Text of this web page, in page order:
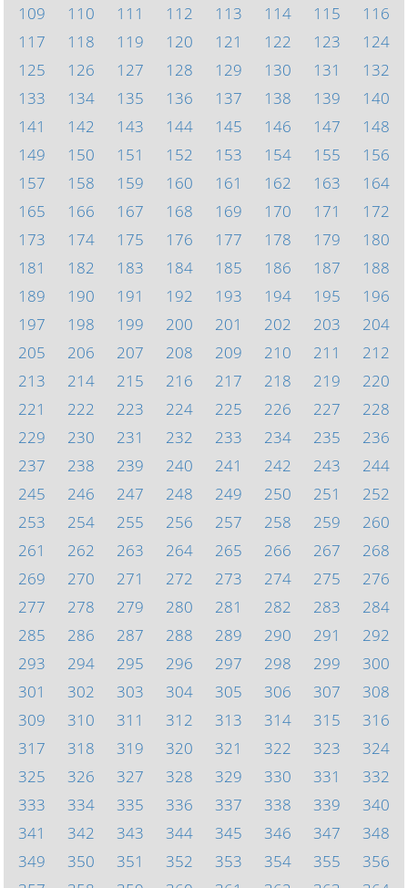
109
110 111 112 113 114 115
116
117
118 119 120 121 122 123
124
125
126 127 128 129 130 131
132
133
134 135 136 137 138 139
140
141
142 143 144 145 146 147
148
149
150 151 152 153 154 155
156
157
158 159 160 161 162 163
164
165
166 167 168 169 170 171
172
173
174 175 176 177 178 179
180
181
182 183 184 185 186 187
188
189
190 191 192 193 194 195
196
197
198 199 200 201 202 203
204
205
206 207 208 209 210 211
212
213
214 215 216 217 218 219
220
221
222 223 224 225 226 227
228
229
230 231 232 233 234 235
236
237
238 239 240 241 242 243
244
245
246 247 248 249 250 251
252
253
254 255 256 257 258 259
260
261
262 263 264 265 266 267
268
269
270 271 272 273 274 275
276
277
278 279 280 281 282 283
284
285
286 287 288 289 290 291
292
293
294 295 296 297 298 299
300
301
302 303 304 305 306 307
308
309
310 311 312 313 314 315
316
317
318 319 320 321 322 323
324
325
326 327 328 329 330 331
332
333
334 335 336 337 338 339
340
341
342 343 344 345 346 347
348
349
350 351 352 353 354 355
356